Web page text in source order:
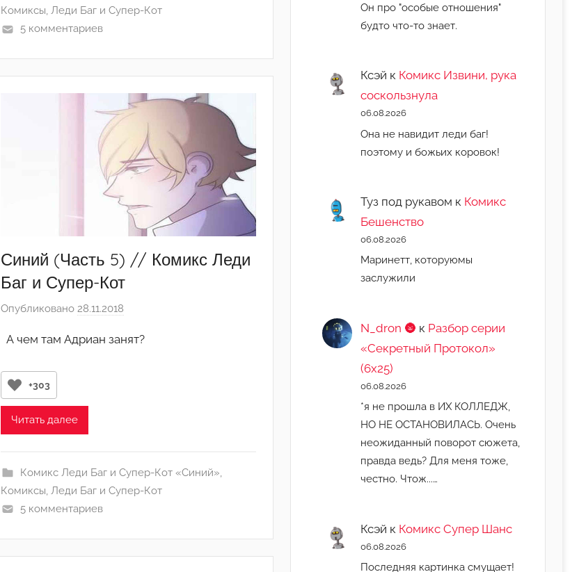
ё
Комиксы,Леди Баг и Супер-Кот
5 комментариев
Синий (Часть 5) // Комикс Леди
Баг и Супер-Кот
Опубликовано28.11.2018
т
т
ё
А чем там Адриан занят?
+303
Читать далее
Комикс Леди Баг и Супер-Кот «Синий»,
Комиксы,Леди Баг и Супер-Кот
5 комментариев
Он про "особые отношения"
будто что-то знает.
Ксэй к Комикс Извини, рука
соскользнула
06.08.2026
Она не навидит леди баг!
поэтому и божьих коровок!
Туз под рукавом к Комикс
Бешенство
06.08.2026
Маринетт, которуюмы
заслужили
N_dron 🌚 к Разбор серии
«Секретный Протокол»
(6х25)
06.08.2026
*я не прошла в ИХ КОЛЛЕДЖ,
НО НЕ ОСТАНОВИЛАСЬ. Очень
неожиданный поворот сюжета,
правда ведь? Для меня тоже,
честно. Чтож...…
Ксэй к Комикс Супер Шанс
06.08.2026
Последняя картинка смущает!